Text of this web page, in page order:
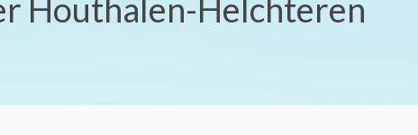
Houthalen-Helchteren